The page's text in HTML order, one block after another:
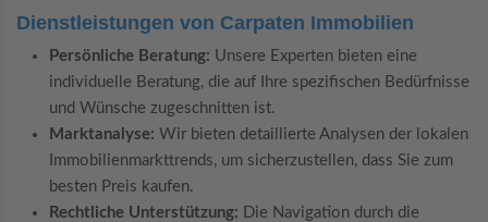
Dienstleistungen von Carpaten Immobilien
Persönliche Beratung: Unsere Experten bieten eine
individuelle Beratung, die auf Ihre spezifischen Bedürfnisse
und Wünsche zugeschnitten ist.
Marktanalyse: Wir bieten detaillierte Analysen der lokalen
Immobilienmarkttrends, um sicherzustellen, dass Sie zum
besten Preis kaufen.
Rechtliche Unterstützung:
Die Navigation durch die